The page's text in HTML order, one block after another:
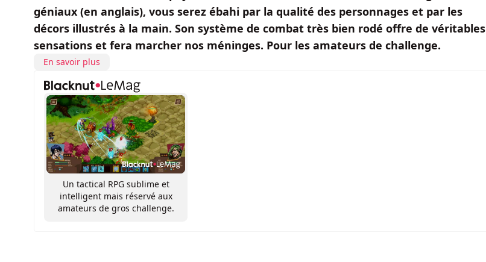
géniaux (en anglais), vous serez ébahi par la qualité des personnages et par les
décors illustrés à la main. Son système de combat très bien rodé offre de véritables
sensations et fera marcher nos méninges. Pour les amateurs de challenge.
En savoir plus
Un tactical RPG sublime et
intelligent mais réservé aux
amateurs de gros challenge.